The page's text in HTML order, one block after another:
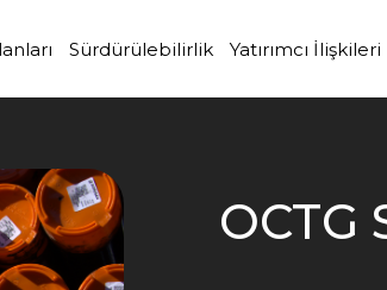
.
Sürdürülebilirlik
.
Yatırımcı İlişkileri
.
OCTG